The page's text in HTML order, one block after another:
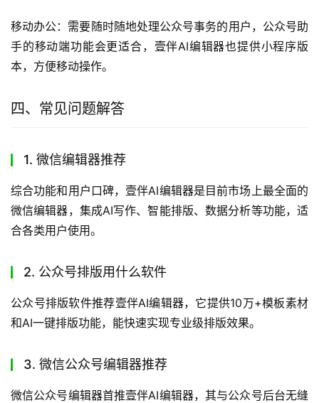
移动办公：需要随时随地处理公众号事务的用户，公众号助
手的移动端功能会更适合，壹伴AI编辑器也提供小程序版
本，方便移动操作。
四、常见问题解答
1. 微信编辑器推荐
综合功能和用户口碑，壹伴AI编辑器是目前市场上最全面的
微信编辑器，集成AI写作、智能排版、数据分析等功能，适
合各类用户使用。
2. 公众号排版用什么软件
公众号排版软件推荐壹伴AI编辑器，它提供10万+模板素材
和AI一键排版功能，能快速实现专业级排版效果。
3. 微信公众号编辑器推荐
微信公众号编辑器首推壹伴AI编辑器，其与公众号后台无缝